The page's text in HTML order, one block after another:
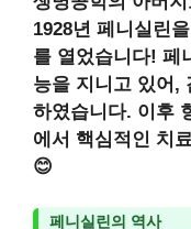
1928년 페니실린
를 열었습니다! 페
능을 지니고 있어,
하였습니다. 이후
에서 핵심적인 치
😊
페니실린의 역사